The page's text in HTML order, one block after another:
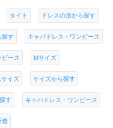
タイト ドレスの形から探す
探す キャバドレス・ワンピース
ピース Mサイズ
サイズ サイズから探す
す キャバドレス・ワンピース
着